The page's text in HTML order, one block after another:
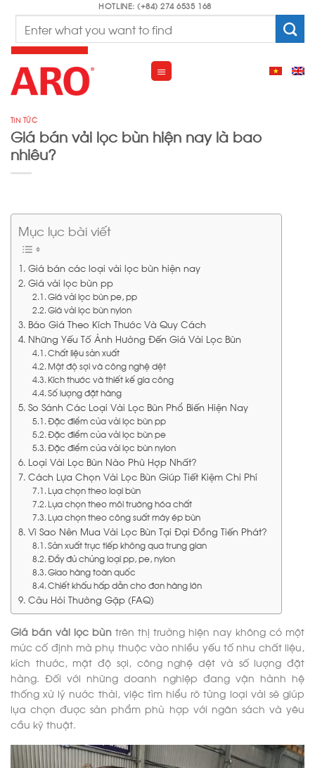
content
HOTLINE: (+84) 274 6535 168
TIN TỨC
Giá bán vải lọc bùn hiện nay là bao
nhiêu?
Mục lục bài viết
Giá bán các loại vải lọc bùn hiện nay
Giá vải lọc bùn pp
Giá vải lọc bùn pe, pp
Giá vải lọc bùn nylon
Báo Giá Theo Kích Thước Và Quy Cách
Những Yếu Tố Ảnh Hưởng Đến Giá Vải Lọc Bùn
Chất liệu sản xuất
Mật độ sợi và công nghệ dệt
Kích thước và thiết kế gia công
Số lượng đặt hàng
So Sánh Các Loại Vải Lọc Bùn Phổ Biến Hiện Nay
Đặc điểm của vải lọc bùn pp
Đặc điểm của vải lọc bùn pe
Đặc điểm của vải lọc bùn nylon
Loại Vải Lọc Bùn Nào Phù Hợp Nhất?
Cách Lựa Chọn Vải Lọc Bùn Giúp Tiết Kiệm Chi Phí
Lựa chọn theo loại bùn
Lựa chọn theo môi trường hóa chất
Lựa chọn theo công suất máy ép bùn
Vì Sao Nên Mua Vải Lọc Bùn Tại Đại Đồng Tiến Phát?
Sản xuất trực tiếp không qua trung gian
Đầy đủ chủng loại pp, pe, nylon
Giao hàng toàn quốc
Chiết khấu hấp dẫn cho đơn hàng lớn
Câu Hỏi Thường Gặp (FAQ)
Giá bán vải lọc bùn trên thị trường hiện nay không có một
mức cố định mà phụ thuộc vào nhiều yếu tố như chất liệu,
kích thước, mật độ sợi, công nghệ dệt và số lượng đặt
hàng. Đối với những doanh nghiệp đang vận hành hệ
thống xử lý nước thải, việc tìm hiểu rõ từng loại vải sẽ giúp
lựa chọn được sản phẩm phù hợp với ngân sách và yêu
cầu kỹ thuật.